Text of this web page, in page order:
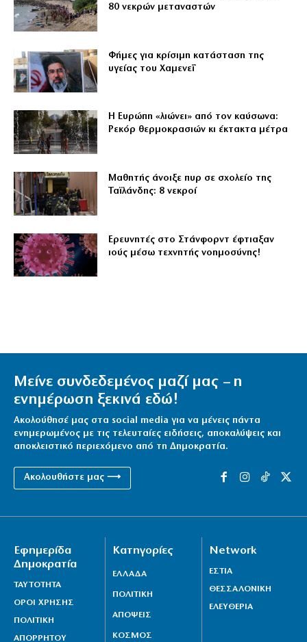
80 νεκρών μεταναστών
Φήμες για κρίσιμη κατάσταση της
υγείας του Χαμενεΐ
Η Ευρώπη «λιώνει» από τον καύσωνα:
Ρεκόρ θερμοκρασιών κι έκτακτα μέτρα
Μαθητής άνοιξε πυρ σε σχολείο της
Ταϊλάνδης: 8 νεκροί
Ερευνητές στο Στάνφορντ έφτιαξαν
ιούς μέσω τεχνητής νοημοσύνης!
Μείνε συνδεδεμένος μαζί μας – η
ενημέρωση ξεκινά εδώ!
Ακολούθησέ μας στα social media για να μένεις πάντα
ενημερωμένος με τις τελευταίες ειδήσεις, αποκαλύψεις και
αποκλειστικό περιεχόμενο από τη Δημοκρατία.
Ακολουθήστε μας ⟶
Εφημερίδα
Δημοκρατία
ΤΑΥΤΟΤΗΤΑ
ΟΡΟΙ ΧΡΗΣΗΣ
ΠΟΛΙΤΙΚΗ
ΑΠΟΡΡΗΤΟΥ
Κατηγορίες
ΕΛΛΑΔΑ
ΠΟΛΙΤΙΚΗ
ΑΠΟΨΕΙΣ
ΚΟΣΜΟΣ
Network
ΕΣΤΙΑ
ΘΕΣΣΑΛΟΝΙΚΗ
ΕΛΕΥΘΕΡΙΑ